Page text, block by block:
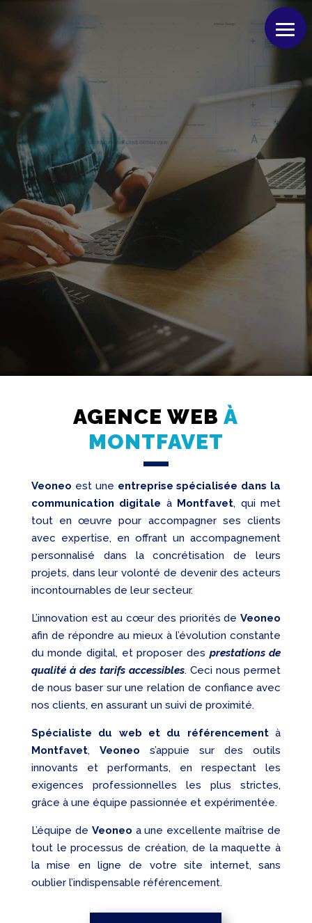
Création
Web
Referencement
Réseaux
sociaux
Audit
AGENCE WEBÀ
MONTFAVET
Veoneo est une entreprise spécialisée dans la
communication digitale à Montfavet, qui met
tout en œuvre pour accompagner ses clients
avec expertise, en offrant un accompagnement
personnalisé dans la concrétisation de leurs
projets, dans leur volonté de devenir des acteurs
incontournables de leur secteur.
L’innovation est au cœur des priorités deVeoneo
afin de répondre au mieux à l’évolution constante
du monde digital, et proposer des prestations de
qualité à des tarifs accessibles. Ceci nous permet
de nous baser sur une relation de confiance avec
nos clients, en assurant un suivi de proximité.
Spécialiste du web et du référencementà
Montfavet, Veoneo s’appuie sur des outils
innovants et performants, en respectant les
exigences professionnelles les plus strictes,
grâce à une équipe passionnée et expérimentée.
L’équipe de Veoneo a une excellente maîtrise de
tout le processus de création, de la maquette à
la mise en ligne de votre site internet, sans
oublier l’indispensable référencement.